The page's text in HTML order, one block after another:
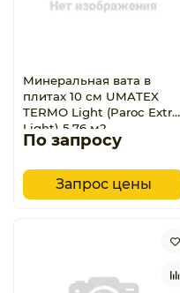
Минеральная вата в
плитах 10 см UMATEX
TERMO Light (Paroc Extra
Light) 5,76 м2
По запросу
Запрос цены